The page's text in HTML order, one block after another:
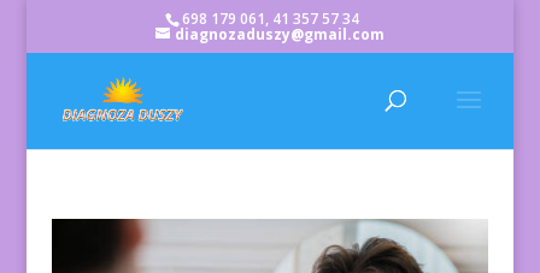
698 179 061, 41 357 57 34
diagnozaduszy@gmail.com